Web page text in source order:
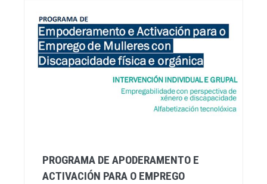
PROGRAMA DE APODERAMENTO E
ACTIVACIÓN PARA O EMPREGO